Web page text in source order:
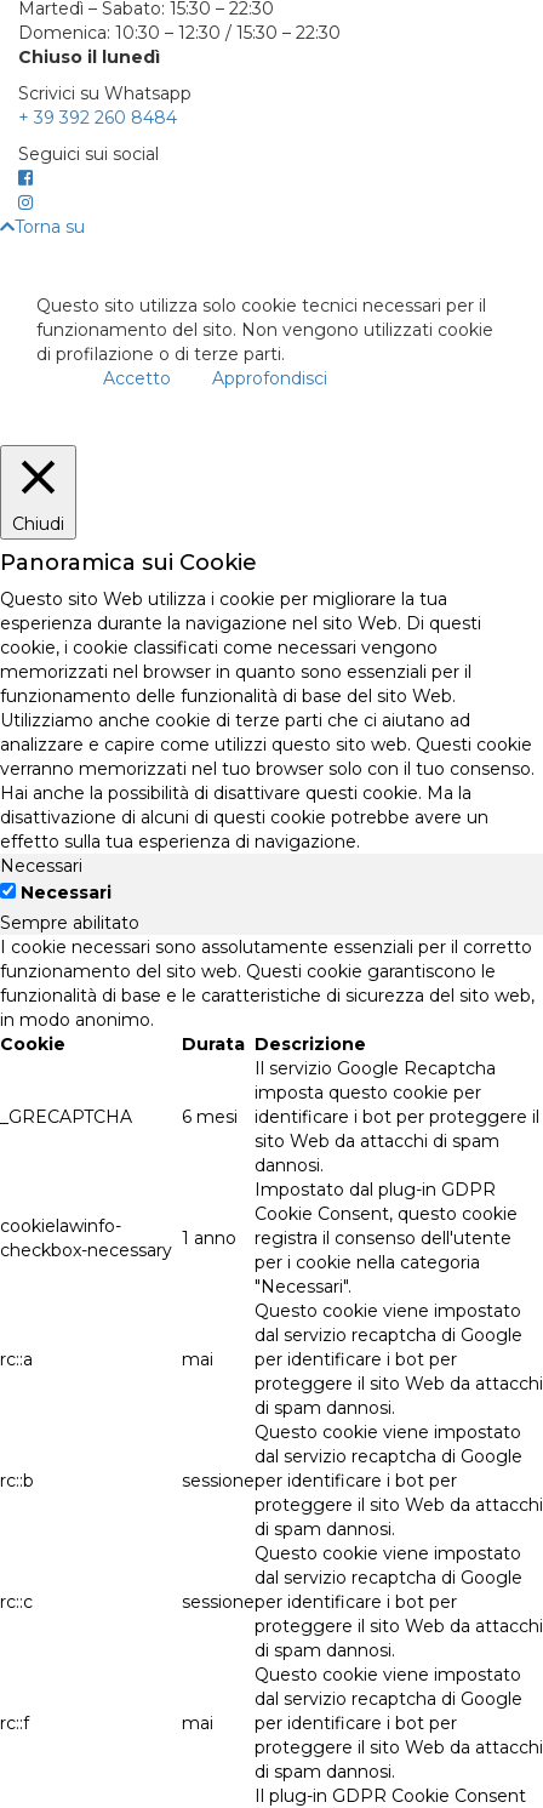
Martedì – Sabato: 15:30 – 22:30
Domenica: 10:30 – 12:30 / 15:30 – 22:30
Chiuso il lunedì
Scrivici su Whatsapp
+ 39 392 260 8484
Seguici sui social
Torna su
Questo sito utilizza solo cookie tecnici necessari per il
funzionamento del sito. Non vengono utilizzati cookie
di profilazione o di terze parti.
Accetto
Approfondisci
Chiudi
Panoramica sui Cookie
Questo sito Web utilizza i cookie per migliorare la tua
esperienza durante la navigazione nel sito Web. Di questi
cookie, i cookie classificati come necessari vengono
memorizzati nel browser in quanto sono essenziali per il
funzionamento delle funzionalità di base del sito Web.
Utilizziamo anche cookie di terze parti che ci aiutano ad
analizzare e capire come utilizzi questo sito web. Questi cookie
verranno memorizzati nel tuo browser solo con il tuo consenso.
Hai anche la possibilità di disattivare questi cookie. Ma la
disattivazione di alcuni di questi cookie potrebbe avere un
effetto sulla tua esperienza di navigazione.
Necessari
Necessari
Sempre abilitato
I cookie necessari sono assolutamente essenziali per il corretto
funzionamento del sito web. Questi cookie garantiscono le
funzionalità di base e le caratteristiche di sicurezza del sito web,
in modo anonimo.
Cookie
Durata Descrizione
_GRECAPTCHA 6 mesi
Il servizio Google Recaptcha
imposta questo cookie per
identificare i bot per proteggere il
sito Web da attacchi di spam
dannosi.
cookielawinfo-
checkbox-necessary
1 anno
Impostato dal plug-in GDPR
Cookie Consent, questo cookie
registra il consenso dell'utente
per i cookie nella categoria
"Necessari".
rc::a mai
Questo cookie viene impostato
dal servizio recaptcha di Google
per identificare i bot per
proteggere il sito Web da attacchi
di spam dannosi.
rc::b sessione
Questo cookie viene impostato
dal servizio recaptcha di Google
per identificare i bot per
proteggere il sito Web da attacchi
di spam dannosi.
rc::c sessione
Questo cookie viene impostato
dal servizio recaptcha di Google
per identificare i bot per
proteggere il sito Web da attacchi
di spam dannosi.
rc::f mai
Questo cookie viene impostato
dal servizio recaptcha di Google
per identificare i bot per
proteggere il sito Web da attacchi
di spam dannosi.
Il plug-in GDPR Cookie Consent